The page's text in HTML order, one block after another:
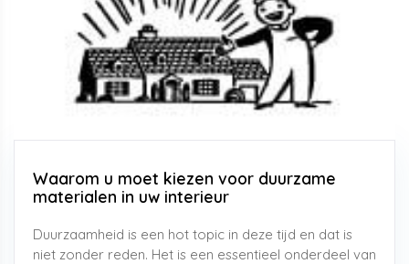
Waarom u moet kiezen voor duurzame
materialen in uw interieur
Duurzaamheid is een hot topic in deze tijd en dat is
niet zonder reden. Het is een essentieel onderdeel van